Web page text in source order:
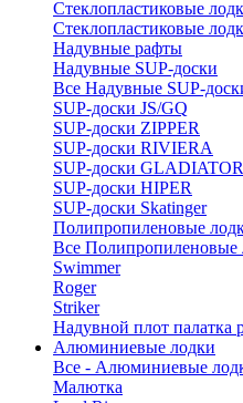
Стеклопластиковые
Стеклопластиковые
Надувные рафты
Надувные SUP-доски
Все Надувные SUP-
SUP-доски JS/GQ
SUP-доски ZIPPER
SUP-доски RIVIERA
SUP-доски GLADIATOR
SUP-доски HIPER
SUP-доски Skatinger
Полипропиленовые
Все Полипропиленовые
Swimmer
Roger
Striker
Надувной плот палатка
Алюминиевые лодки
Все - Алюминиевые
Малютка